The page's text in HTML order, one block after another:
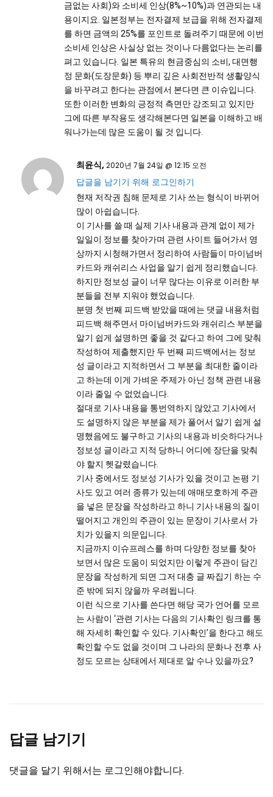
금없는 사회)와 소비세 인상(8%~10%)과 연관되는 내
용이지요. 일본정부는 전자결제 보급을 위해 전자결제
를 하면 금액의 25%를 포인트로 돌려주기 때문에 이번
소비세 인상은 사실상 없는 것이나 다름없다는 논리를
펴고 있습니다. 일본 특유의 현금중심의 소비, 대면행
정 문화(도장문화) 등 뿌리 깊은 사회전반적 생활양식
을 바꾸려고 한다는 관점에서 본다면 큰 이슈입니다.
또한 이러한 변화의 긍정적 측면만 강조되고 있지만
그에 따른 부작용도 생각해본다면 일본을 이해하고 배
워나가는데 많은 도움이 될 것 입니다.
최윤식,2020년 7월 24일 @ 12:15 오전
답글을 남기기 위해 로그인하기
현재 저작권 침해 문제로 기사 쓰는 형식이 바뀌어
많이 아쉽습니다.
이 기사를 쓸 때 실제 기사 내용과 관계 없이 제가
일일이 정보를 찾아가며 관련 사이트 들어가서 영
상까지 시청해가면서 정리하여 사람들이 마이넘버
카드와 캐쉬리스 사업을 알기 쉽게 정리했습니다.
하지만 정보성 글이 너무 많다는 이유로 이러한 부
분들을 전부 지워야 했었습니다.
분명 첫 번째 피드백 받았을 때에는 댓글 내용처럼
피드백 해주면서 마이넘버카드와 캐쉬리스 부분을
알기 쉽게 설명하면 좋을 것 같다고 하여 그에 맞춰
작성하여 제출했지만 두 번째 피드백에서는 정보
성 글이라고 지적하면서 그 부분을 최대한 줄이라
고 하는데 이게 가벼운 주제가 아닌 정책 관련 내용
이라 줄일 수 없었습니다.
절대로 기사 내용을 통번역하지 않았고 기사에서
도 설명하지 않은 부분을 제가 풀어서 알기 쉽게 설
명했음에도 불구하고 기사의 내용과 비슷하다거나
정보성 글이라고 지적 당하니 어디에 장단을 맞춰
야 할지 헷갈렸습니다.
기사 중에서도 정보성 기사가 있을 것이고 논평 기
사도 있고 여러 종류가 있는데 애매모호하게 주관
을 넣은 문장을 작성하라고 하니 기사 내용의 질이
떨어지고 개인의 주관이 있는 문장이 기사로서 가
치가 있을지 의문입니다.
지금까지 이슈프레스를 하며 다양한 정보를 찾아
보면서 많은 도움이 되었지만 이렇게 주관이 담긴
문장을 작성하게 되면 그저 대충 글 짜집기 하는 수
준 밖에 되지 않을까 우려됩니다.
이런 식으로 기사를 쓴다면 해당 국가 언어를 모르
는 사람이 ‘관련 기사는 다음의 기사확인 링크를 통
해 자세히 확인할 수 있다. 기사확인’을 한다고 해도
확인할 수도 없을 것이며 그 나라의 문화나 전후 사
정도 모르는 상태에서 제대로 알 수나 있을까요?
답글 남기기
댓글을 달기 위해서는 로그인해야합니다.